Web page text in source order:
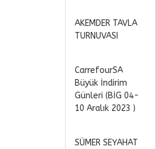
AKEMDER TAVLA
TURNUVASI
CarrefourSA
Büyük İndirim
Günleri (BİG 04-
10 Aralık 2023 )
SÜMER SEYAHAT